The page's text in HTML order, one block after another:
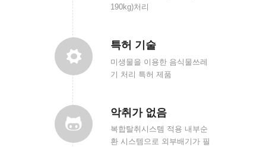
190kg)처리
특허 기술
미생물을 이용한 음식물쓰레
기 처리 특허 제품
악취가 없음
복합탈취시스템 적용 내부순
환 시스템으로 외부배기가 필